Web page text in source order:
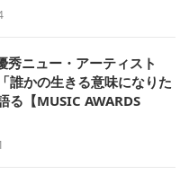
秀ニュー・アーティスト
誰かの生きる意味になりた
る【MUSIC AWARDS